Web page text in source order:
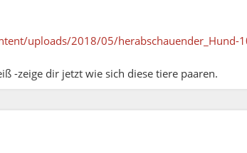
uploads/2018/05/herabschauender_Hund-
-zeige dir jetzt wie sich diese tiere paaren.